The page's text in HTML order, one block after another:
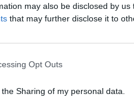
may also be disclosed by
that may further disclose it to
Opt Outs
Sharing of my personal data.